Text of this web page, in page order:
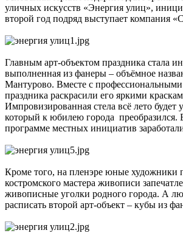
уличных искусств «Энергия улиц»,
второй год подряд выступает компания
Главным арт-объектом праздника стала
выполненная из фанеры – объёмное
Мантурово. Вместе с
праздника раскрасили его яркими
Импровизированная стела всё лето будет
который к юбилею города преобразился.
программе местных инициатив
Кроме того, на пленэре юные художники
костромского мастера живописи
живописные уголки родного города. А
расписать второй арт-объект – кубы из